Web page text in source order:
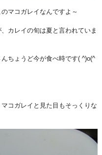
マコガレイなんですよ～
カレイの旬は夏と言われていま
ちょうど今が食べ時です( ^)o(^
コガレイと見た目もそっくりな